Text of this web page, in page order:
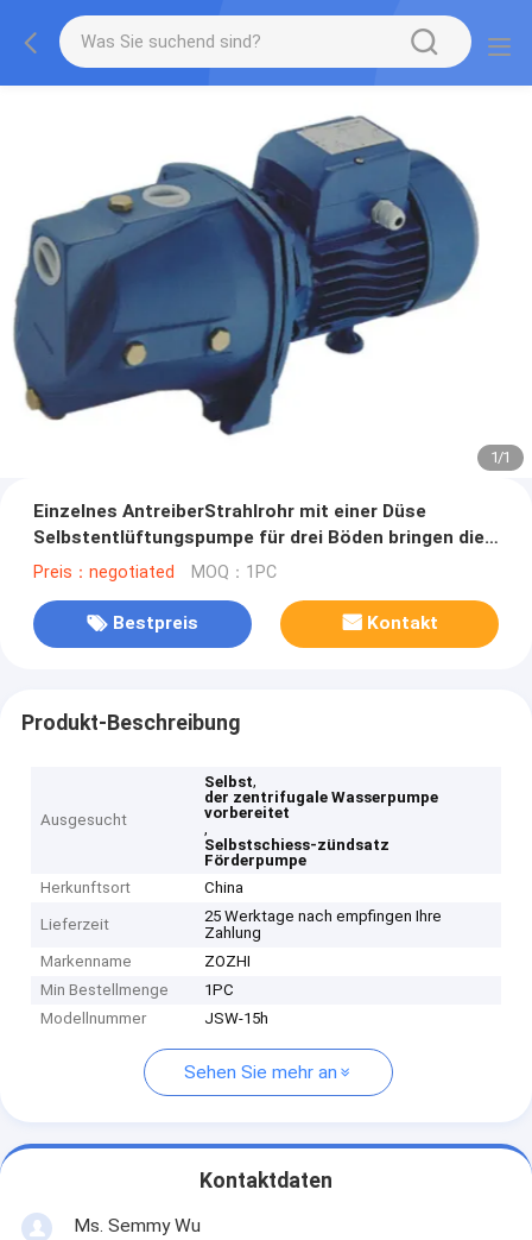
1/1
Einzelnes AntreiberStrahlrohr mit einer Düse
Selbstentlüftungspumpe für drei Böden bringen die
Förderung unter
Preis：negotiated MOQ：1PC
Bestpreis Kontakt
Produkt-Beschreibung
Ausgesucht
Selbst,
der zentrifugale Wasserpumpe
vorbereitet
,
Selbstschiess-zündsatz
Förderpumpe
Herkunftsort
China
Lieferzeit
25 Werktage nach empfingen Ihre
Zahlung
Markenname
ZOZHI
Min Bestellmenge
1PC
Modellnummer
JSW-15h
Sehen Sie mehr an
Kontaktdaten
Ms. Semmy Wu